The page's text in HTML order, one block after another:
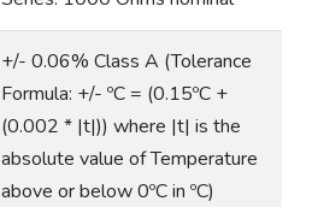
+/- 0.06% Class A (Tolerance
Formula: +/- ºC = (0.15ºC +
(0.002 * |t|)) where |t| is the
absolute value of Temperature
above or below 0ºC in ºC)